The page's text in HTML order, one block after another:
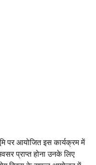
पर आयोजित इस कार्यक्रम में
प्राप्त होना उनके लिए